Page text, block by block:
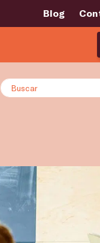
Blog
Buscar